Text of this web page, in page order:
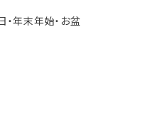
年末年始・お盆